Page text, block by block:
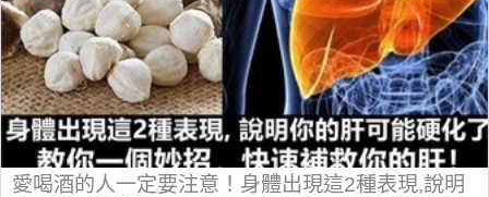
愛喝酒的人一定要注意！身體出現這2種表現,說明